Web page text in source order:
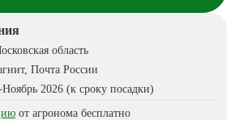
область
Почта России
Ноябрь 2026 (к сроку посадки)
от агронома бесплатно